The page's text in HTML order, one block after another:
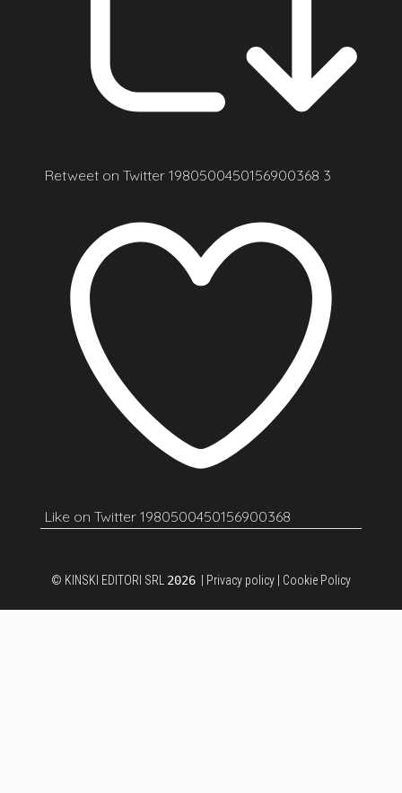
Retweet on Twitter 1980500450156900368 3
Like on Twitter 1980500450156900368
© KINSKI EDITORI SRL 2026 Privacy policy Cookie Policy